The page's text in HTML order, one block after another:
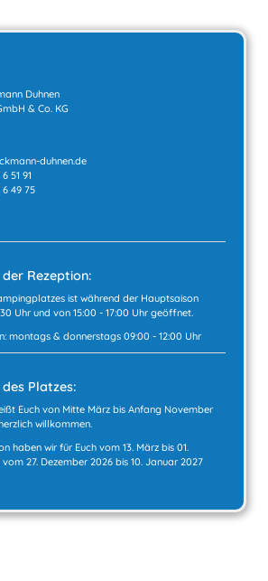
Duhnen
& Co. KG
duhnen.de
51 91
49 75
Rezeption:
ist während der Hauptsaison
Uhr und von 15:00 - 17:00 Uhr geöffnet.
montags & donnerstags 09:00 - 12:00 Uhr
Platzes:
Euch von Mitte März bis Anfang November
willkommen.
haben wir für Euch vom 13. März bis 01.
27. Dezember 2026 bis 10. Januar 2027